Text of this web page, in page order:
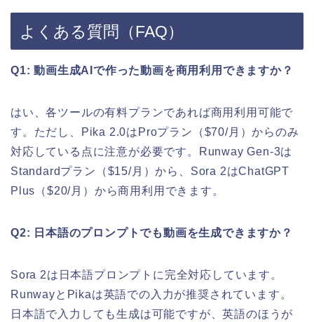
よくある質問（FAQ）
Q1: 動画生成AIで作った動画を商用利用できますか？
はい、各ツールの有料プランであれば商用利用可能で
す。ただし、Pika 2.0はProプラン（$70/月）からのみ
対応している点に注意が必要です。Runway Gen-3は
Standardプラン（$15/月）から、Sora 2はChatGPT
Plus（$20/月）から商用利用できます。
Q2: 日本語のプロンプトでも動画を生成できますか？
Sora 2は日本語プロンプトに完全対応しています。
RunwayとPikaは英語での入力が推奨されています。
日本語で入力しても生成は可能ですが、英語のほうが